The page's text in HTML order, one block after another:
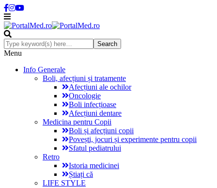
Menu
Info Generale
Boli, afecțiuni și tratamente
Afecțiuni ale ochilor
Oncologie
Boli infecțioase
Afecțiuni dentare
Medicina pentru Copii
Boli și afecțiuni copii
Povești, jocuri și experimente pentru copii
Sfatul pediatrului
Retro
Istoria medicinei
Știați că
LIFE STYLE